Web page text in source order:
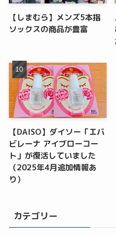
【しまむら】メンズ5本指
ソックスの商品が豊富
【DAISO】ダイソー「エバ
ビレーナ アイブローコー
ト」が復活していました
（2025年4月追加情報あ
り）
カテゴリー